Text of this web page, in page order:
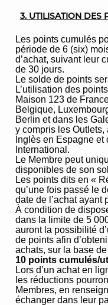
3. UTILISATION DES
Les points cumulés
période de 6 (six)
d’achat, suivant leur
de 30 jours.
Le solde de points
L’utilisation des
Maison 123 de
Belgique,
Berlin et dans les
y compris les
Inglès en Espagne
International.
Le Membre peut
disponibles de son
Les points dits en «
qu’une fois passé le
date de l’achat ayant
À condition de
dans la limite de 5
auront la possibilité
de points afin
achats, sur la base de
10 points cumulés/
Lors d’un achat en
les réductions
Membres, en
échanger dans leur